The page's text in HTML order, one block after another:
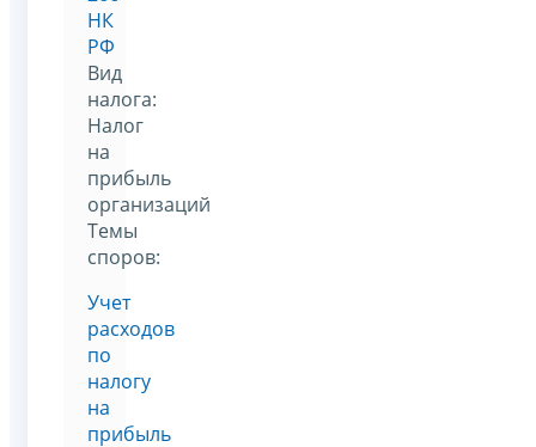
НК
РФ
Вид
налога:
Налог
на
прибыль
организаций
Темы
споров:
Учет
расходов
по
налогу
на
прибыль